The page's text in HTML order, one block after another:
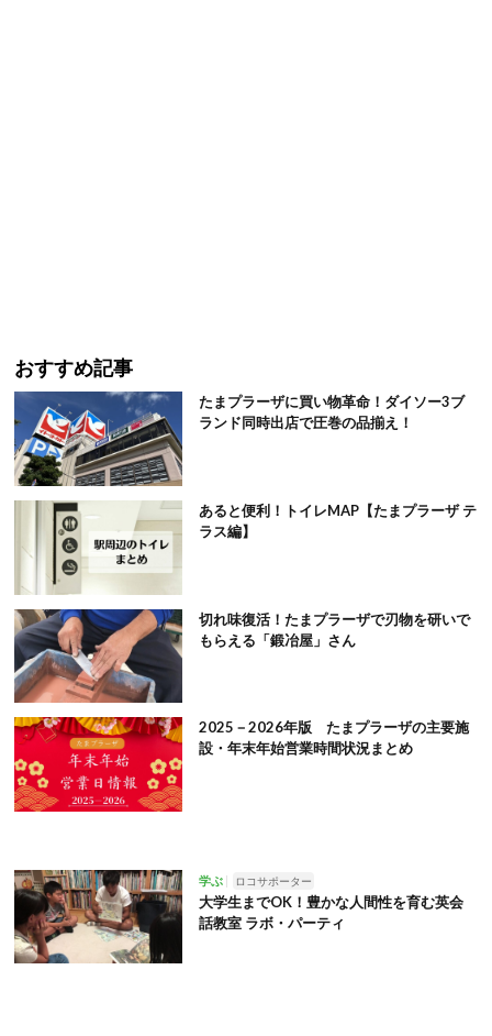
おすすめ記事
たまプラーザに買い物革命！ダイソー3ブ
ランド同時出店で圧巻の品揃え！
あると便利！トイレMAP【たまプラーザ テ
ラス編】
切れ味復活！たまプラーザで刃物を研いで
もらえる「鍛冶屋」さん
2025－2026年版 たまプラーザの主要施
設・年末年始営業時間状況まとめ
学ぶ ロコサポーター
大学生までOK！豊かな人間性を育む英会
話教室 ラボ・パーティ